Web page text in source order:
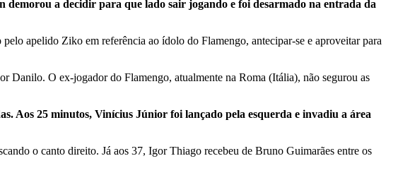
a decidir para que lado sair jogando e foi desarmado na entrada da
apelido Ziko em referência ao ídolo do Flamengo, antecipar-se e aproveitar para
Danilo. O ex-jogador do Flamengo, atualmente na Roma (Itália), não segurou as
Aos 25 minutos, Vinícius Júnior foi lançado pela esquerda e invadiu a área
o canto direito. Já aos 37, Igor Thiago recebeu de Bruno Guimarães entre os